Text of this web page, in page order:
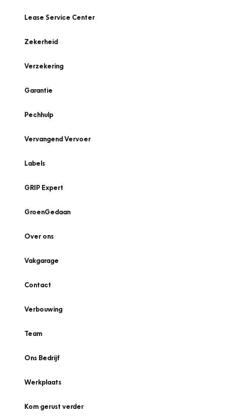
Lease Service Center
Zekerheid
Verzekering
Garantie
Pechhulp
Vervangend Vervoer
Labels
GRIP Expert
GroenGedaan
Over ons
Vakgarage
Contact
Verbouwing
Team
Ons Bedrijf
Werkplaats
Kom gerust verder